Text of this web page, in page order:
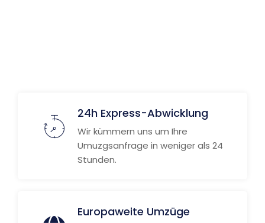
24h Express-Abwicklung
Wir kümmern uns um Ihre
Umuzgsanfrage in weniger als 24
Stunden.
Europaweite Umzüge